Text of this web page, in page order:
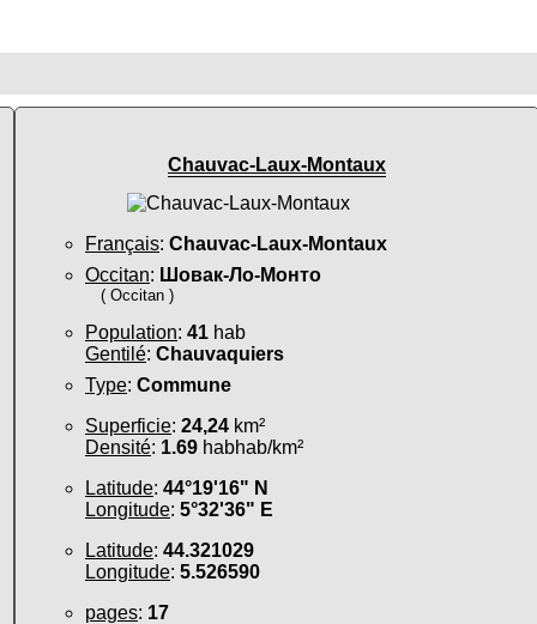
Chauvac-Laux-Montaux
Français: Chauvac-Laux-Montaux
Occitan: Шовак-Ло-Монто
( Occitan )
Population: 41 hab
Gentilé: Chauvaquiers
Type: Commune
Superficie: 24,24 km²
Densité: 1.69 habhab/km²
Latitude: 44°19'16" N
Longitude: 5°32'36" E
Latitude: 44.321029
Longitude: 5.526590
pages: 17